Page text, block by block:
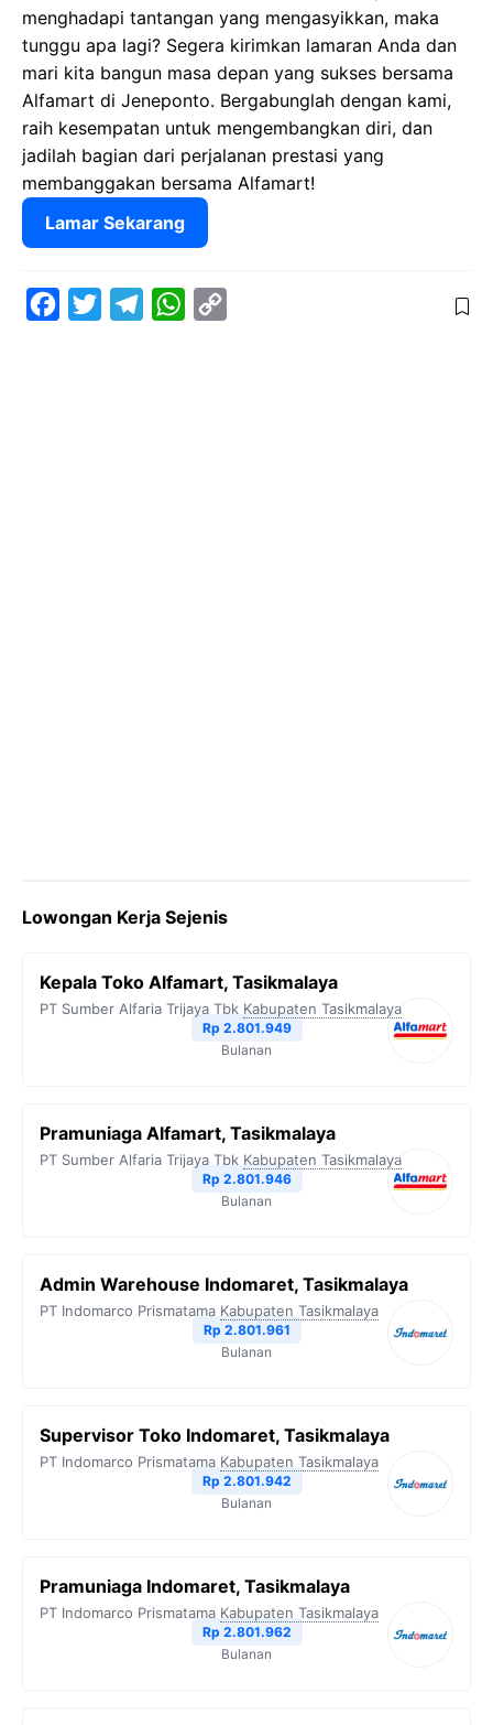
menghadapi tantangan yang mengasyikkan, maka
tunggu apa lagi? Segera kirimkan lamaran Anda dan
mari kita bangun masa depan yang sukses bersama
Alfamart di Jeneponto. Bergabunglah dengan kami,
raih kesempatan untuk mengembangkan diri, dan
jadilah bagian dari perjalanan prestasi yang
membanggakan bersama Alfamart!
Lamar Sekarang
W
Lowongan Kerja Sejenis
Kepala Toko Alfamart, Tasikmalaya
PT Sumber Alfaria Trijaya Tbk Kabupaten Tasikmalaya
Rp 2.801.949
Bulanan
Pramuniaga Alfamart, Tasikmalaya
PT Sumber Alfaria Trijaya Tbk Kabupaten Tasikmalaya
Rp 2.801.946
Bulanan
Admin Warehouse Indomaret, Tasikmalaya
PT Indomarco Prismatama Kabupaten Tasikmalaya
Rp 2.801.961
Bulanan
Supervisor Toko Indomaret, Tasikmalaya
PT Indomarco Prismatama Kabupaten Tasikmalaya
Rp 2.801.942
Bulanan
Pramuniaga Indomaret, Tasikmalaya
PT Indomarco Prismatama Kabupaten Tasikmalaya
Rp 2.801.962
Bulanan